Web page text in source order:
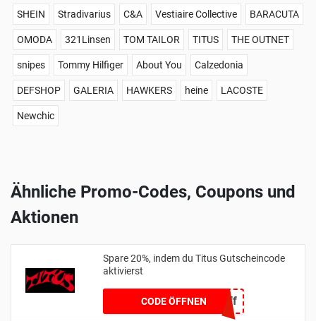
SHEIN Stradivarius C&A Vestiaire Collective BARACUTA
OMODA 321Linsen TOM TAILOR TITUS THE OUTNET
snipes Tommy Hilfiger About You Calzedonia
DEFSHOP GALERIA HAWKERS heine LACOSTE
Newchic
Ähnliche Promo-Codes, Coupons und
Aktionen
Spare 20%, indem du Titus Gutscheincode
aktivierst
CODE ÖFFNEN 20off